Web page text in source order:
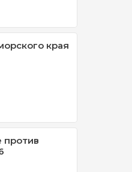
края
против